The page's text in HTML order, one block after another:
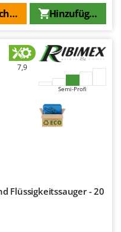
Hinzufügen
Sie
7,9
Semi-Profi
Flüssigkeitssauger - 20